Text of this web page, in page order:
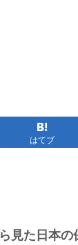
はてブ
た日本の